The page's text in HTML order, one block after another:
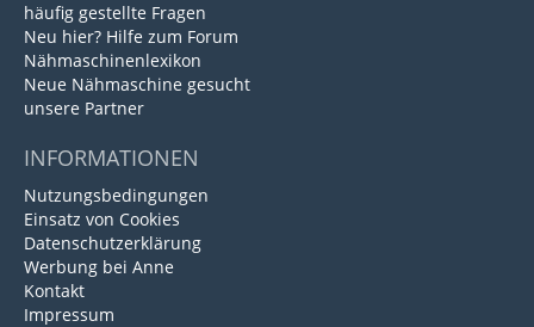
häufig gestellte Fragen
Neu hier? Hilfe zum Forum
Nähmaschinenlexikon
Neue Nähmaschine gesucht
unsere Partner
INFORMATIONEN
Nutzungsbedingungen
Einsatz von Cookies
Datenschutzerklärung
Werbung bei Anne
Kontakt
Impressum